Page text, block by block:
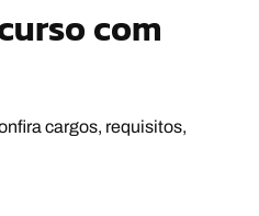
com
cargos, requisitos,